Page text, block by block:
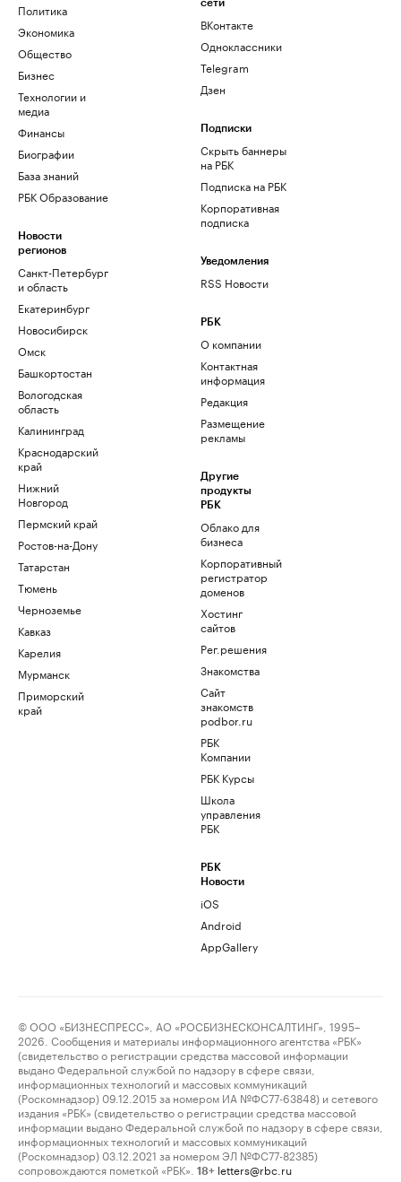
Политика
Экономика
Общество
Бизнес
Технологии и
медиа
Финансы
Биографии
База знаний
РБК Образование
Новости
регионов
Санкт-Петербург
и область
Екатеринбург
Новосибирск
Омск
Башкортостан
Вологодская
область
Калининград
Краснодарский
край
Нижний
Новгород
Пермский край
Ростов-на-Дону
Татарстан
Тюмень
Черноземье
Кавказ
Карелия
Мурманск
Приморский
край
сети
ВКонтакте
Одноклассники
Telegram
Дзен
Подписки
Скрыть баннеры
на РБК
Подписка на РБК
Корпоративная
подписка
Уведомления
RSS Новости
РБК
О компании
Контактная
информация
Редакция
Размещение
рекламы
Другие
продукты
РБК
Облако для
бизнеса
Корпоративный
регистратор
доменов
Хостинг
сайтов
Рег.решения
Знакомства
Сайт
знакомств
podbor.ru
РБК
Компании
РБК Курсы
Школа
управления
РБК
РБК
Новости
iOS
Android
AppGallery
© ООО «БИЗНЕСПРЕСС», АО «РОСБИЗНЕСКОНСАЛТИНГ», 1995–
2026. Сообщения и материалы информационного агентства «РБК»
(свидетельство о регистрации средства массовой информации
выдано Федеральной службой по надзору в сфере связи,
информационных технологий и массовых коммуникаций
(Роскомнадзор) 09.12.2015 за номером ИА №ФС77-63848) и сетевого
издания «РБК» (свидетельство о регистрации средства массовой
информации выдано Федеральной службой по надзору в сфере связи,
информационных технологий и массовых коммуникаций
(Роскомнадзор) 03.12.2021 за номером ЭЛ №ФС77-82385)
сопровождаются пометкой «РБК».
18+ letters@rbc.ru